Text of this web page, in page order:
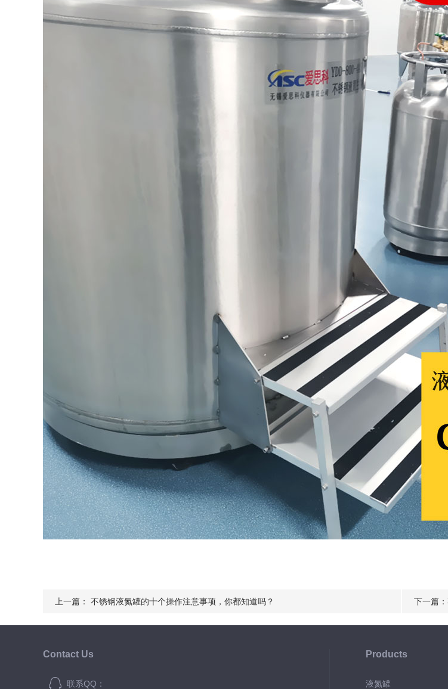
上一篇： 不锈钢液氮罐的十个操作注意事项，你都知道吗？ 下一篇：
Contact Us
联系QQ：
Products
液氮罐